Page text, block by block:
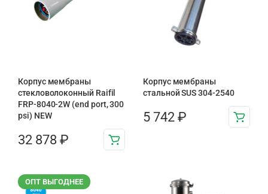
Корпус мембраны
стекловолоконный Raifil
FRP-8040-2W (end port, 300
psi) NEW
32 878 ₽
Корпус мембраны
стальной SUS 304-2540
5 742 ₽
ОПТ ВЫГОДНЕЕ